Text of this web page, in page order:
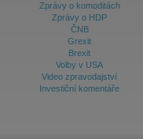
Zprávy o komoditách
Zprávy o HDP
ČNB
Grexit
Brexit
Volby v USA
Video zpravodajství
Investiční komentáře